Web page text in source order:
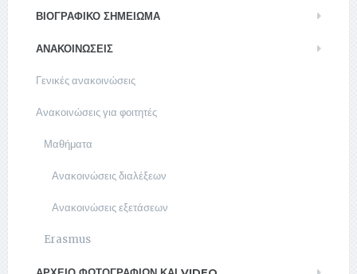
ΒΙΟΓΡΑΦΙΚΌ ΣΗΜΕΊΩΜΑ
ΑΝΑΚΟΙΝΏΣΕΙΣ
Γενικές ανακοινώσεις
Ανακοινώσεις για φοιτητές
Μαθήματα
Ανακοινώσεις διαλέξεων
Ανακοινώσεις εξετάσεων
Erasmus